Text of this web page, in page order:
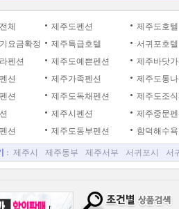
체 제주도펜션 제주도호텔
요금확정
제주특급호텔 서귀포호텔
펜션
제주도예쁜펜션 제주바닷가
션
제주가족펜션 제주도통
션
제주도독채펜션 제주도조
제주시펜션 제주중문펜
션
제주도동부펜션 함덕해수
: 제주시 제주동부 제주서부 서귀포시 서